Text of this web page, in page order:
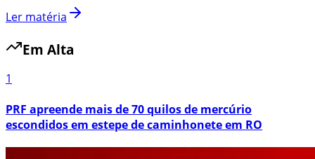
Ler matéria
Em Alta
1
PRF apreende mais de 70 quilos de mercúrio
escondidos em estepe de caminhonete em RO